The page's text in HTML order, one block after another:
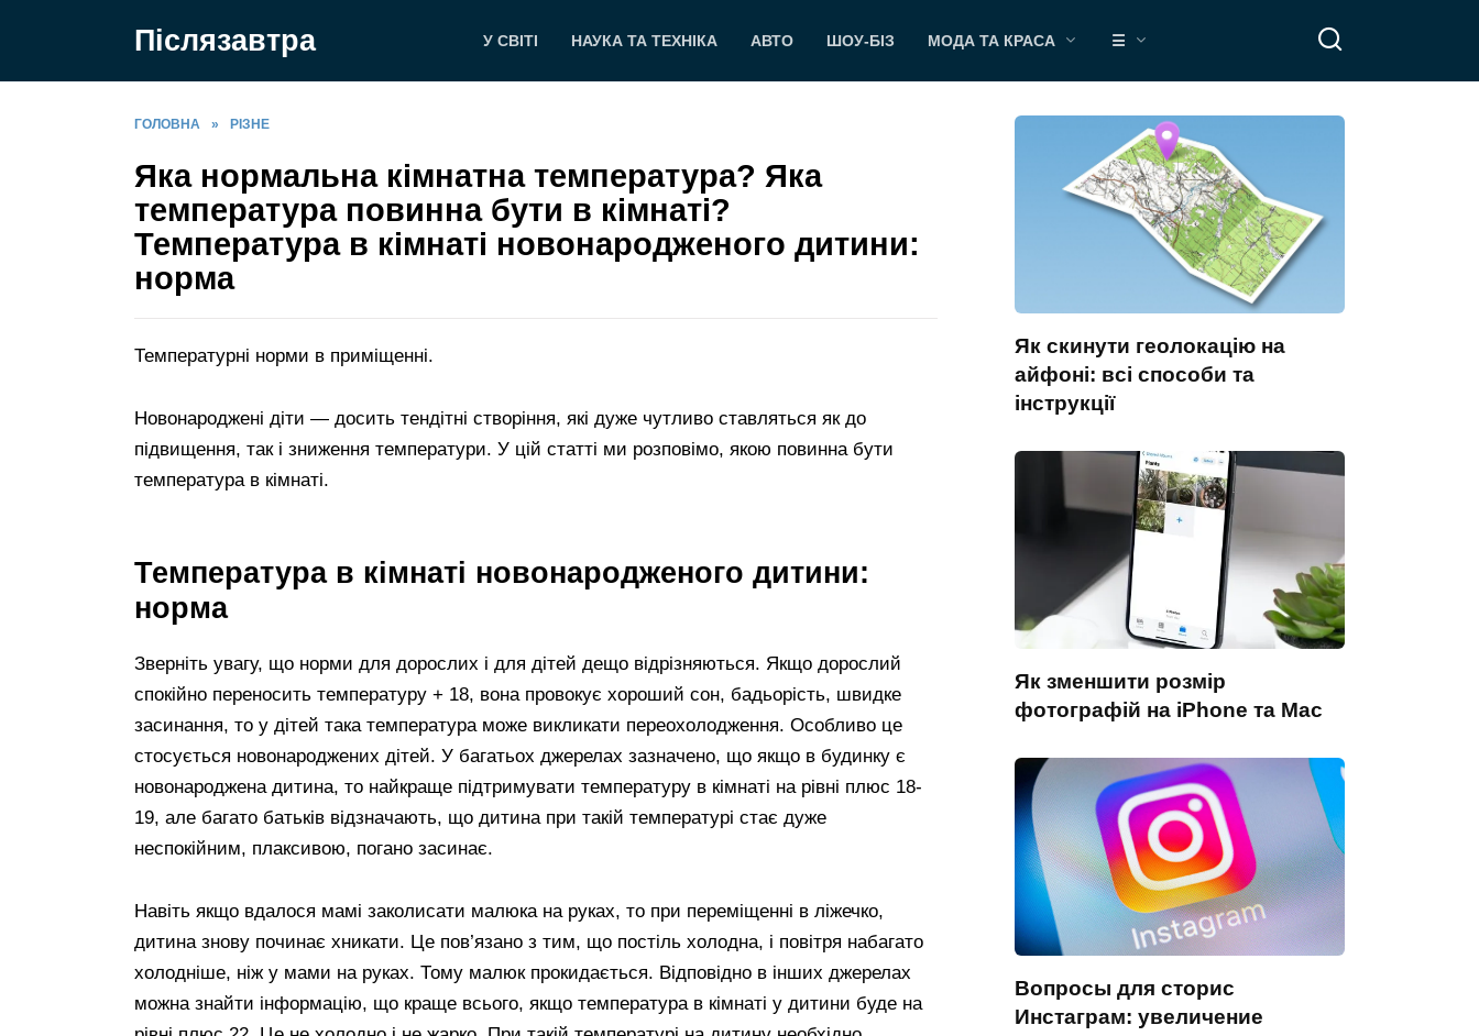
Післязавтра У СВІТІ НАУКА ТА ТЕХНІКА АВТО ШОУ-БІЗ МОДА ТА КРАСА ☰
ГОЛОВНА » РІЗНЕ
Яка нормальна кімнатна температура? Яка
температура повинна бути в кімнаті?
Температура в кімнаті новонародженого дитини:
норма
Температурні норми в приміщенні.
Новонароджені діти — досить тендітні створіння, які дуже чутливо ставляться як до
підвищення, так і зниження температури. У цій статті ми розповімо, якою повинна бути
температура в кімнаті.
Температура в кімнаті новонародженого дитини:
норма
Зверніть увагу, що норми для дорослих і для дітей дещо відрізняються. Якщо дорослий
спокійно переносить температуру + 18, вона провокує хороший сон, бадьорість, швидке
засинання, то у дітей така температура може викликати переохолодження. Особливо це
стосується новонароджених дітей. У багатьох джерелах зазначено, що якщо в будинку є
новонароджена дитина, то найкраще підтримувати температуру в кімнаті на рівні плюс 18-
19, але багато батьків відзначають, що дитина при такій температурі стає дуже
неспокійним, плаксивою, погано засинає.
Навіть якщо вдалося мамі заколисати малюка на руках, то при переміщенні в ліжечко,
дитина знову починає хникати. Це пов’язано з тим, що постіль холодна, і повітря набагато
холодніше, ніж у мами на руках. Тому малюк прокидається. Відповідно в інших джерелах
можна знайти інформацію, що краще всього, якщо температура в кімнаті у дитини буде на
Як скинути геолокацію на
айфоні: всі способи та
інструкції
Як зменшити розмір
фотографій на iPhone та Mac
Вопросы для сторис
Инстаграм: увеличение